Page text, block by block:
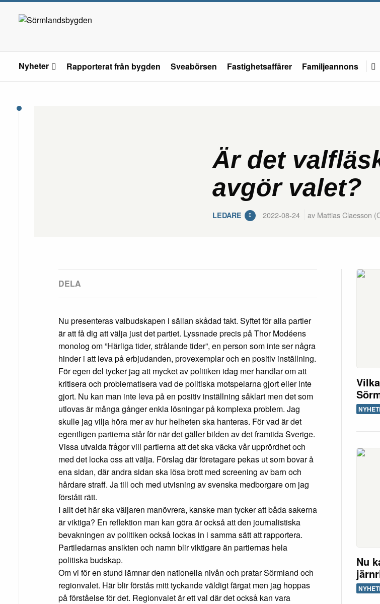
Nyheter Rapporterat från bygden Sveabörsen Fastighetsaffärer Familjeannons
Är det
avgör valet?
LEDARE 2022-08-24 av Mattias Claesson
Nu presenteras valbudskapen i sällan skådad takt. Syftet för alla partier
är att få dig att välja just det partiet. Lyssnade precis på Thor Modéens
monolog om ”Härliga tider, strålande tider”, en person som inte ser några
hinder i att leva på erbjudanden, provexemplar och en positiv inställning.
För egen del tycker jag att mycket av politiken idag mer handlar om att
kritisera och problematisera vad de politiska motspelarna gjort eller inte
gjort. Nu kan man inte leva på en positiv inställning såklart men det som
utlovas är många gånger enkla lösningar på komplexa problem. Jag
skulle jag vilja höra mer av hur helheten ska hanteras. För vad är det
egentligen partierna står för när det gäller bilden av det framtida Sverige.
Vissa utvalda frågor vill partierna att det ska väcka vår upprördhet och
med det locka oss att välja. Förslag där företagare pekas ut som bovar å
ena sidan, där andra sidan ska lösa brott med screening av barn och
hårdare straff. Ja till och med utvisning av svenska medborgare om jag
förstått rätt.
I allt det här ska väljaren manövrera, kanske man tycker att båda sakerna
är viktiga? En reflektion man kan göra är också att den journalistiska
bevakningen av politiken också lockas in i samma sätt att rapportera.
Partiledarnas ansikten och namn blir viktigare än partiernas hela
politiska budskap.
Om vi för en stund lämnar den nationella nivån och pratar Sörmland och
regionvalet. Här blir förstås mitt tyckande väldigt färgat men jag hoppas
på förståelse för det. Regionvalet är ett val där det också kan vara
Nu